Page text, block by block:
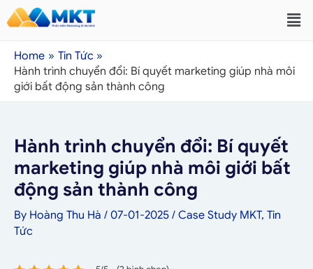
Home
Tin Tức
Hành trình chuyển đổi: Bí quyết marketing giúp nhà môi
giới bất động sản thành công
Hành trình chuyển đổi: Bí quyết
marketing giúp nhà môi giới bất
động sản thành công
By Hoàng Thu Hà / 07-01-2025 / Case Study MKT, Tin
Tức